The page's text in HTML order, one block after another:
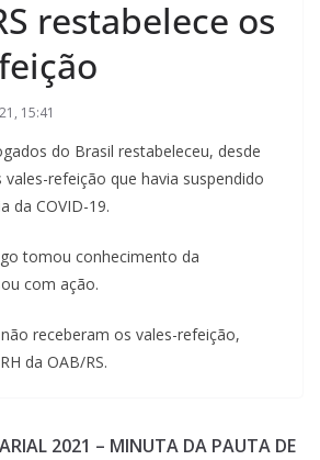
restabelece os
15:41
do Brasil restabeleceu, desde
refeição que havia suspendido
da COVID-19.
tomou conhecimento da
com ação.
receberam os vales-refeição,
da OAB/RS.
2021 – MINUTA DA PAUTA DE